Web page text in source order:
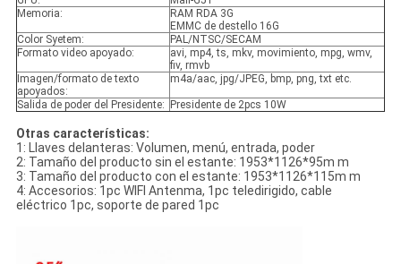
Memoria:
RAM RDA 3G
EMMC de destello 16G
Color Syetem:
PAL/NTSC/SECAM
Formato video apoyado:
avi, mp4, ts, mkv, movimiento, mpg, wmv,
fiv, rmvb
Imagen/formato de texto
apoyados:
m4a/aac, jpg/JPEG, bmp, png, txt etc.
Salida de poder del Presidente: Presidente de 2pcs 10W
Otras características:
1: Llaves delanteras: Volumen, menú, entrada, poder
2: Tamaño del producto sin el estante: 1953*1126*95m m
3: Tamaño del producto con el estante: 1953*1126*115m m
4: Accesorios: 1pc WIFI Antenma, 1pc teledirigido, cable
eléctrico 1pc, soporte de pared 1pc